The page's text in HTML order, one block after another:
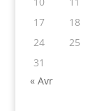
17
18
24
25
31
« Avr